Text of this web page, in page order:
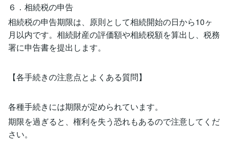
６．相続税の申告
相続税の申告期限は、原則として相続開始の日から10ヶ
月以内です。相続財産の評価額や相続税額を算出し、税務
署に申告書を提出します。
【各手続きの注意点とよくある質問】
各種手続きには期限が定められています。
期限を過ぎると、権利を失う恐れもあるので注意してくだ
さい。